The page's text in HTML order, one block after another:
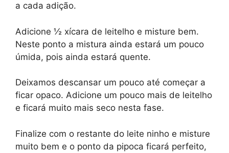
a cada adição.
Adicione ½ xícara de leitelho e misture bem.
Neste ponto a mistura ainda estará um pouco
úmida, pois ainda estará quente.
Deixamos descansar um pouco até começar a
ficar opaco. Adicione um pouco mais de leitelho
e ficará muito mais seco nesta fase.
Finalize com o restante do leite ninho e misture
muito bem e o ponto da pipoca ficará perfeito,